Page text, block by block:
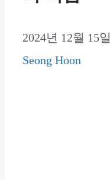
2024년 12월 15일
Seong Hoon